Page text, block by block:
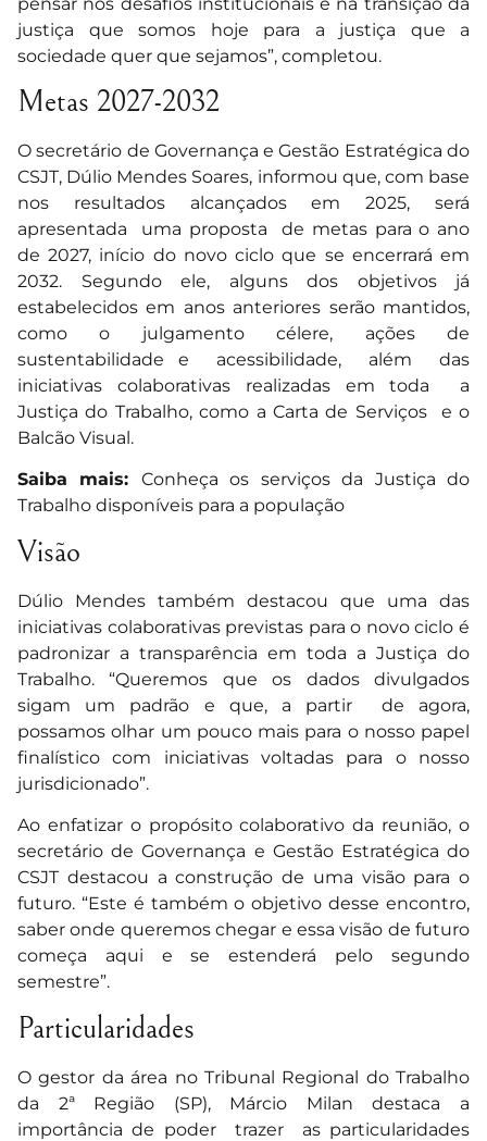
justiça que somos hoje para a justiça que a
sociedade quer que sejamos”, completou.
Metas 2027-2032
O secretário de Governança e Gestão Estratégica do
CSJT, Dúlio Mendes Soares, informou que, com base
nos resultados alcançados em 2025, será
apresentada uma proposta de metas para o ano
de 2027, início do novo ciclo que se encerrará em
2032. Segundo ele, alguns dos objetivos já
estabelecidos em anos anteriores serão mantidos,
como o julgamento célere, ações de
sustentabilidade e acessibilidade, além das
iniciativas colaborativas realizadas em toda a
Justiça do Trabalho, como a Carta de Serviçose o
Balcão Visual.
Saiba mais: Conheça os serviços da Justiça do
Trabalho disponíveis para a população
Visão
Dúlio Mendes também destacou que uma das
iniciativas colaborativas previstas para o novo ciclo é
padronizar a transparência em toda a Justiça do
Trabalho. “Queremos que os dados divulgados
sigam um padrão e que, a partir de agora,
possamos olhar um pouco mais para o nosso papel
finalístico com iniciativas voltadas para o nosso
jurisdicionado”.
Ao enfatizar o propósito colaborativo da reunião, o
secretário de Governança e Gestão Estratégica do
CSJT destacou a construção de uma visão para o
futuro. “Este é também o objetivo desse encontro,
saber onde queremos chegar e essa visão de futuro
começa aqui e se estenderá pelo segundo
semestre”.
Particularidades
O gestor da área no Tribunal Regional do Trabalho
da 2ª Região (SP), Márcio Milan destaca a
importância de poder trazer as particularidades